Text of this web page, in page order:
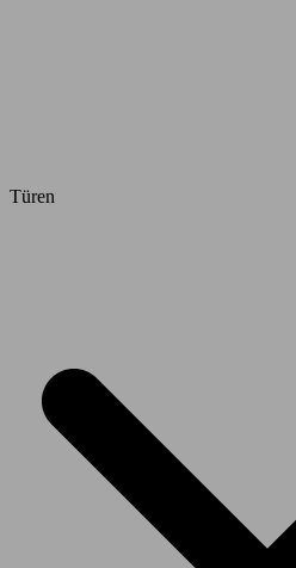
Türen